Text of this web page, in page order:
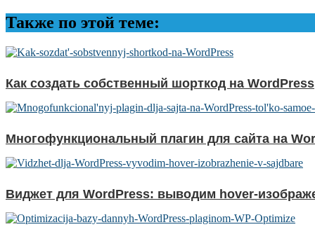
Также по этой теме:
Как создать собственный шорткод на WordPress
Многофункциональный плагин для сайта на
Виджет для WordPress: выводим hover-